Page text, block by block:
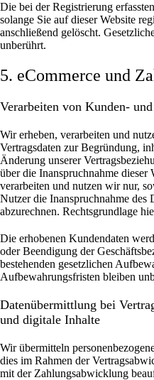
Die bei der Registrierung
solange Sie auf dieser Website
anschließend gelöscht.
unberührt.
5. eCommerce und
Verarbeiten von Kunden-
Wir erheben, verarbeiten und
Vertragsdaten zur Begründung,
Änderung unserer
über die Inanspruchnahme dieser
verarbeiten und nutzen wir nur,
Nutzer die Inanspruchnahme des
abzurechnen. Rechtsgrundlage
Die erhobenen Kundendaten
oder Beendigung der
bestehenden gesetzlichen
Aufbewahrungsfristen bleiben
Daten­übermittlung bei
und digitale Inhalte
Wir übermitteln
dies im Rahmen der
mit der Zahlungsabwicklung